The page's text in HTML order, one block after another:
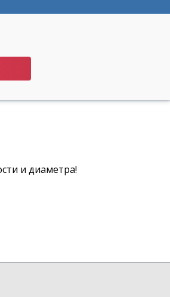
и диаметра!